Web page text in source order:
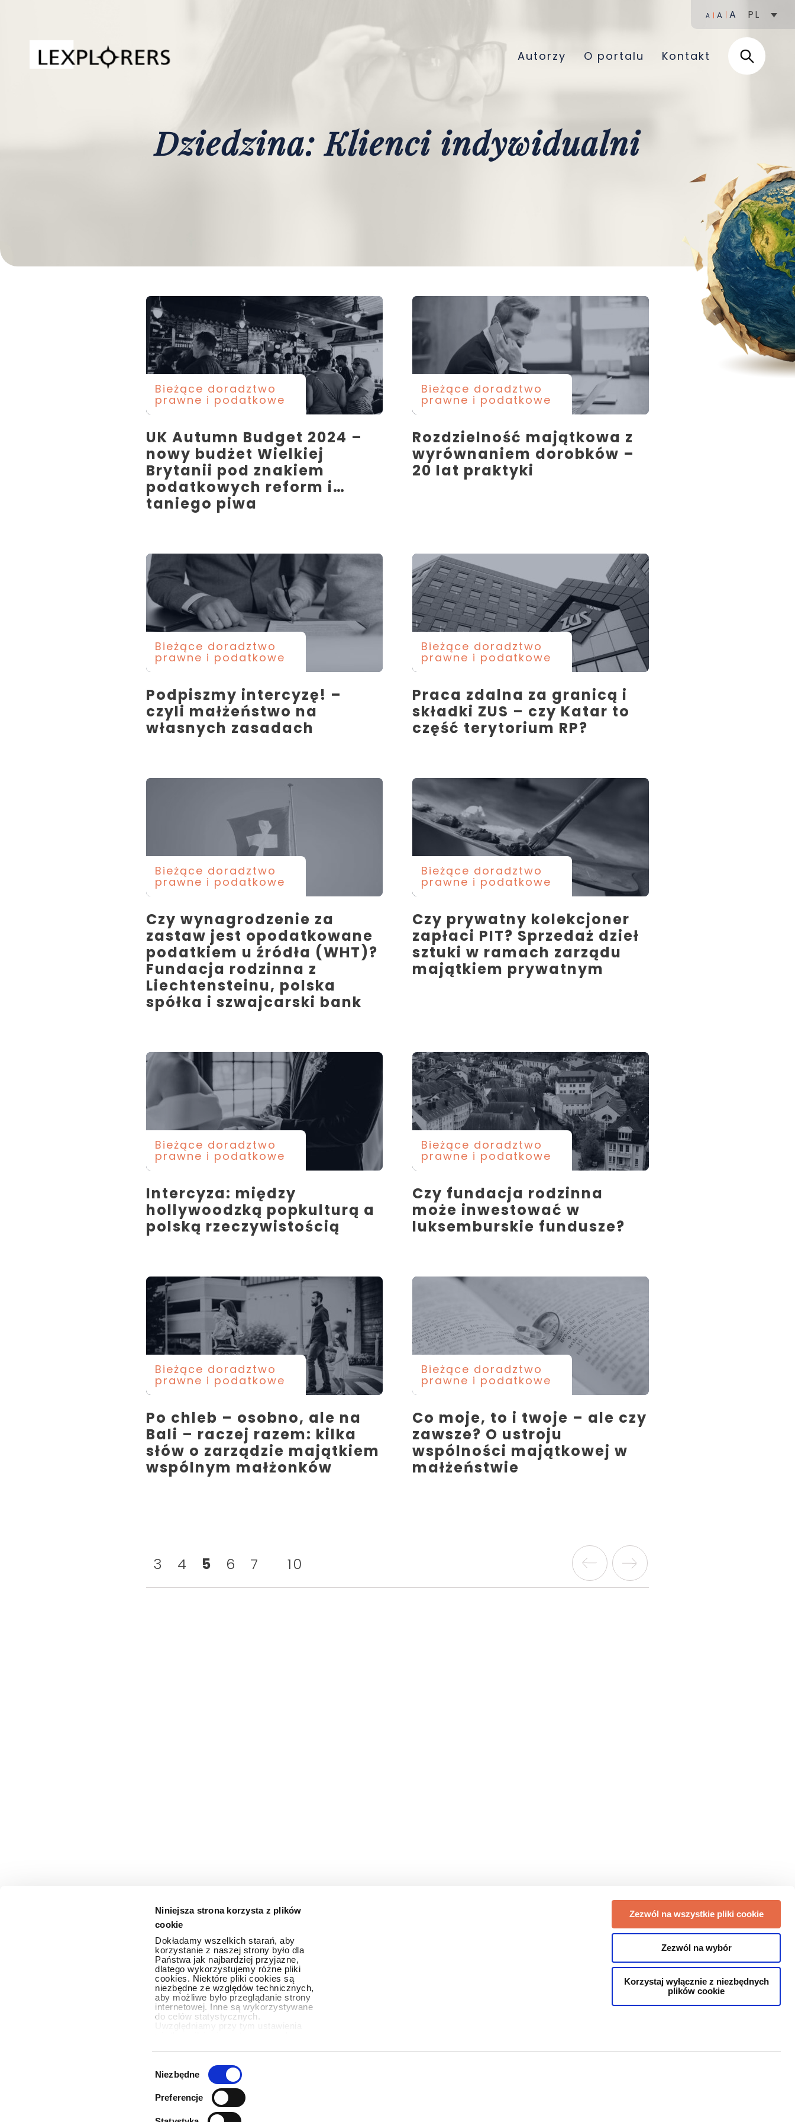
Niniejsza strona korzysta z plików
cookie
Dokładamy wszelkich starań, aby
korzystanie z naszej strony było dla
Państwa jak najbardziej przyjazne,
dlatego wykorzystujemy różne pliki
cookies. Niektóre pliki cookies są
niezbędne ze względów technicznych,
aby możliwe było przeglądanie strony
internetowej. Inne są wykorzystywane
do celów statystycznych.
Uwzględniamy przy tym ustawienia
wyrazicie Państwo na to zgodę,
klikając przycisk "Zezwól na wszystkie
pliki cookie" lub dokonując
odpowiednich wyborów po kliknięciu
„Zezwól na wybór”. Udzielone zgody
można w każdej chwili anulować, co
spowoduje zaprzestanie zbierania
zgody
Niezbędne
Preferencje
Zezwól na wszystkie pliki cookie
Zezwól na wybór
Korzystaj wyłącznie z niezbędnych
plików cookie
A A A PL
Autorzy O portalu Kontakt
Dziedzina: Klienci indywidualni
Bieżące doradztwo
prawne i podatkowe
UK Autumn Budget 2024 –
nowy budżet Wielkiej
Brytanii pod znakiem
podatkowych reform i…
taniego piwa
Bieżące doradztwo
prawne i podatkowe
Rozdzielność majątkowa z
wyrównaniem dorobków –
20 lat praktyki
Bieżące doradztwo
prawne i podatkowe
Podpiszmy intercyzę! –
czyli małżeństwo na
własnych zasadach
Bieżące doradztwo
prawne i podatkowe
Praca zdalna za granicą i
składki ZUS – czy Katar to
część terytorium RP?
Bieżące doradztwo
prawne i podatkowe
Czy wynagrodzenie za
zastaw jest opodatkowane
podatkiem u źródła (WHT)?
Fundacja rodzinna z
Liechtensteinu, polska
spółka i szwajcarski bank
Bieżące doradztwo
prawne i podatkowe
Czy prywatny kolekcjoner
zapłaci PIT? Sprzedaż dzieł
sztuki w ramach zarządu
majątkiem prywatnym
Bieżące doradztwo
prawne i podatkowe
Intercyza: między
hollywoodzką popkulturą a
polską rzeczywistością
Bieżące doradztwo
prawne i podatkowe
Czy fundacja rodzinna
może inwestować w
luksemburskie fundusze?
Bieżące doradztwo
prawne i podatkowe
Po chleb – osobno, ale na
Bali – raczej razem: kilka
słów o zarządzie majątkiem
wspólnym małżonków
Bieżące doradztwo
prawne i podatkowe
Co moje, to i twoje – ale czy
zawsze? O ustroju
wspólności majątkowej w
małżeństwie
3 4 5 6 7 10